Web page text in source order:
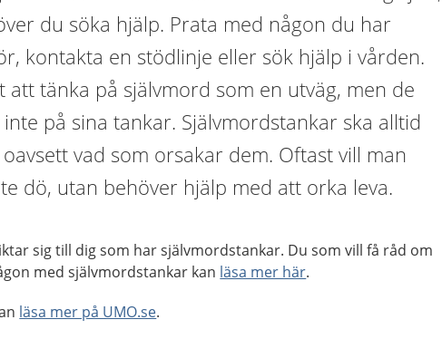
du söka hjälp. Prata med någon du har
kontakta en stödlinje eller sök hjälp i vården.
att tänka på självmord som en utväg, men de
på sina tankar. Självmordstankar ska alltid
vad som orsakar dem. Oftast vill man
dö, utan behöver hjälp med att orka leva.
sig till dig som har självmordstankar. Du som vill få råd om
med självmordstankar kan läsa mer här.
läsa mer på UMO.se.